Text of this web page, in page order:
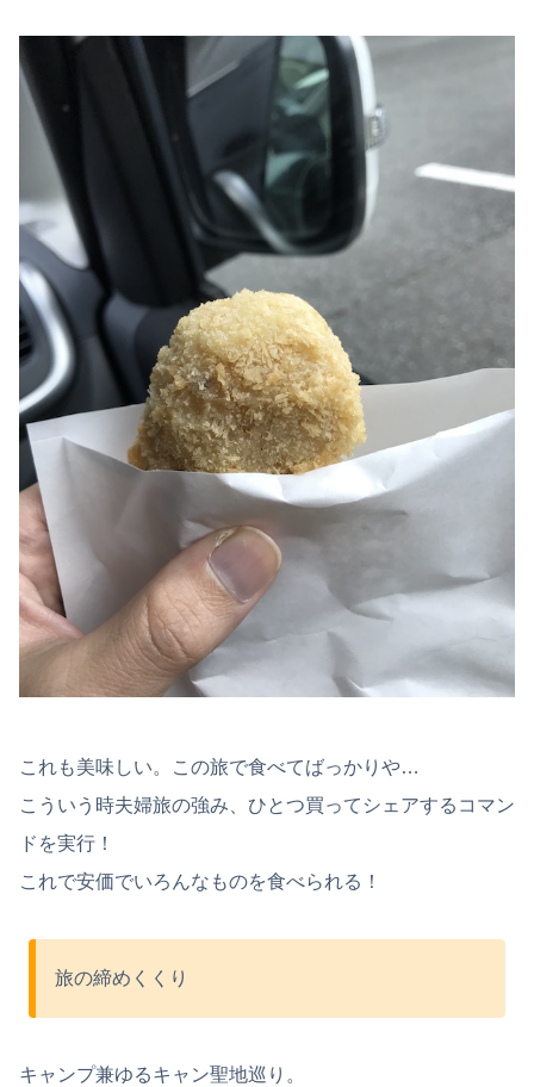
これも美味しい。この旅で食べてばっかりや…
こういう時夫婦旅の強み、ひとつ買ってシェアするコマン
ドを実行！
これで安価でいろんなものを食べられる！
旅の締めくくり
キャンプ兼ゆるキャン聖地巡り。